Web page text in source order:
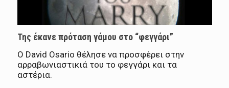
Της έκανε πρόταση γάμου στο “φεγγάρι”
Ο David Osario θέλησε να προσφέρει στην
αρραβωνιαστικιά του το φεγγάρι και τα
αστέρια.